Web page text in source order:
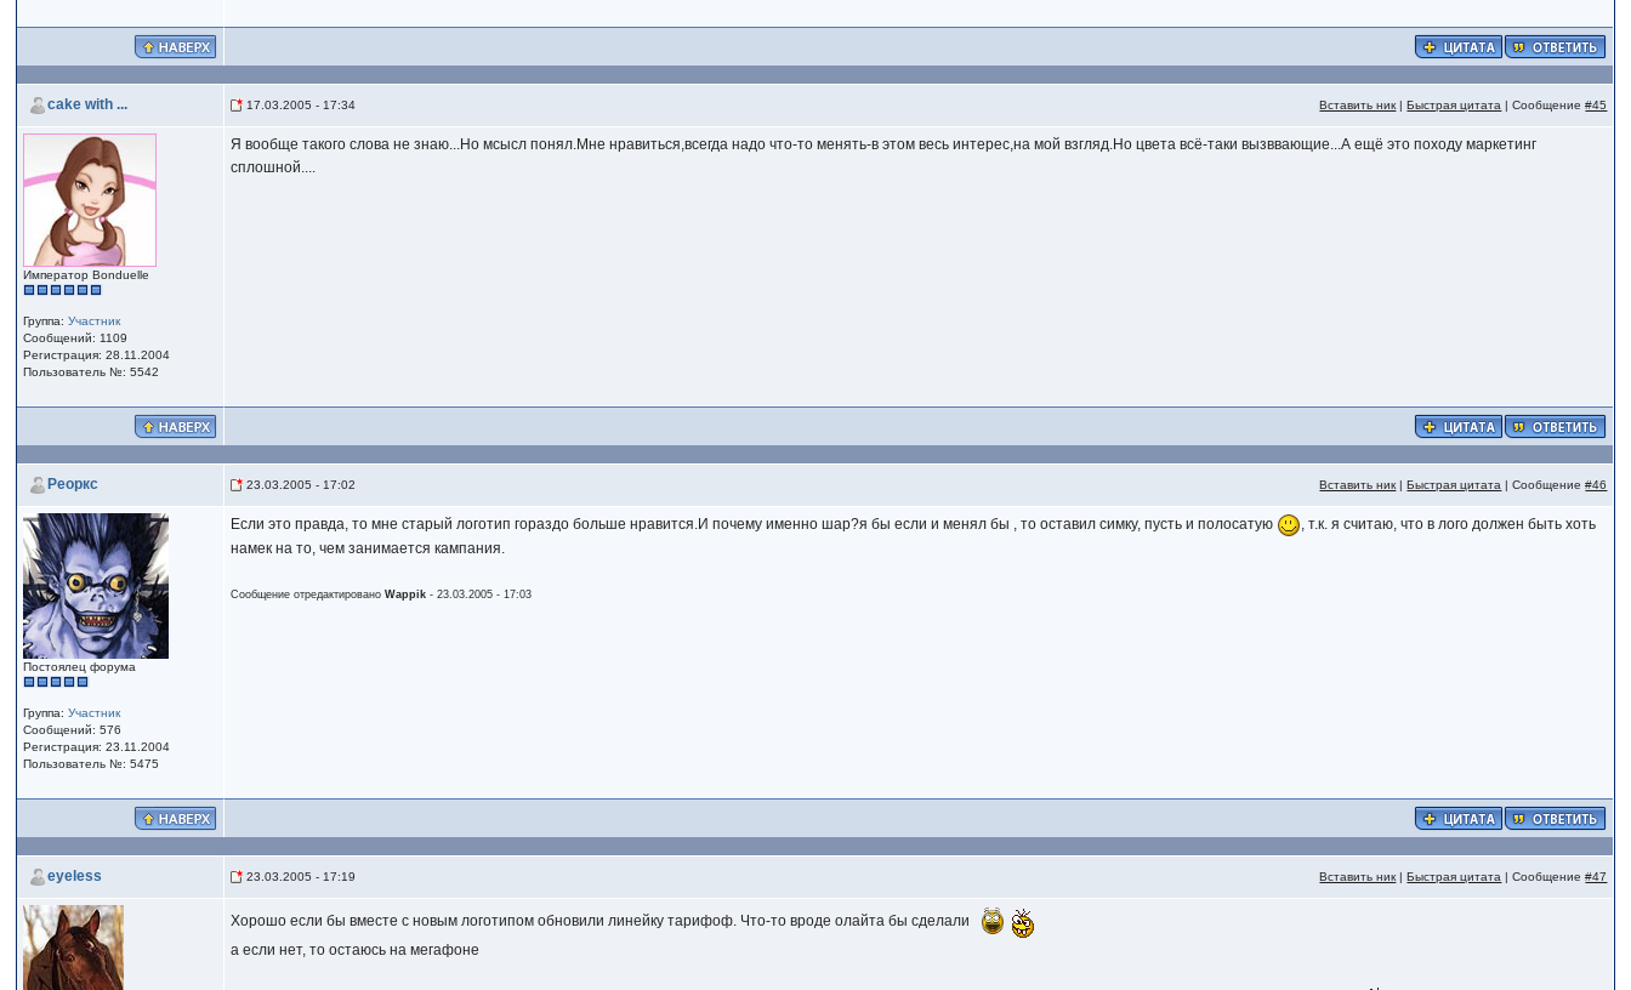
cake with ... 17.03.2005 - 17:34 Вставить ник |Быстрая цитата | Сообщение#45
Император Bonduelle
Группа:Участник
Сообщений: 1109
Регистрация: 28.11.2004
Пользователь №: 5542
Я вообще такого слова не знаю...Но мсысл понял.Мне нравиться,всегда надо что-то менять-в этом весь интерес,на мой взгляд.Но цвета всё-таки вызввающие...А ещё это походу маркетинг
сплошной....
Реоркс 23.03.2005 - 17:02 Вставить ник |Быстрая цитата | Сообщение#46
Постоялец форума
Группа:Участник
Сообщений: 576
Регистрация: 23.11.2004
Пользователь №: 5475
Если это правда, то мне старый логотип гораздо больше нравится.И почему именно шар?я бы если и менял бы , то оставил симку, пусть и полосатую
, т.к. я считаю, что в лого должен быть хоть
намек на то, чем занимается кампания.
Сообщение отредактированоWappik - 23.03.2005 - 17:03
eyeless 23.03.2005 - 17:19 Вставить ник |Быстрая цитата | Сообщение#47
Хорошо если бы вместе с новым логотипом обновили линейку тарифоф. Что-то вроде олайта бы сделали
а если нет, то остаюсь на мегафоне